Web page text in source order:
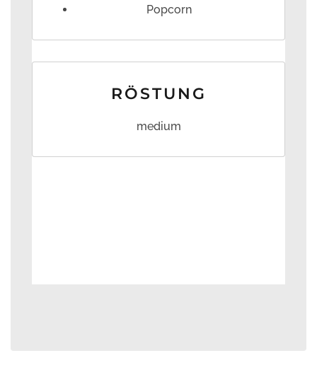
Popcorn
RÖSTUNG
medium